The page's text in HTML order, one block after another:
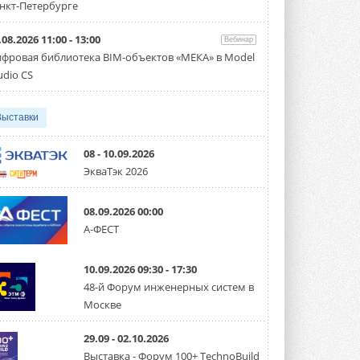
Москве Михаил Тимошенко посетил
Омск с трёхдневным рабочим визитом ...
31 ИЮЛЯ 2026
флагманский чиллер AquaEdge
работающую на хладагенте R1234ze ...
Mitsubishi расширяет
направление систем
Mitsubishi Electric создаёт в США новую
компанию MEHITS US Inc. ...
США запретили использование
иностранных инверторов
28 июля 2026 года Федеральная
комиссия по связи США (FCC) обновила
свой специальный перечень Covered ...
31 ИЮЛЯ 2026
Петербурге
11:00 - 13:00 Вебинар
библиотека BIM-объектов «МЕКА» в Model
CS
08 - 10.09.2026
ЭкваТэк 2026
08.09.2026 00:00
А-ФЕСТ
10.09.2026 09:30 - 17:30
48-й Форум инженерных систем в
Москве
29.09 - 02.10.2026
Выставка - Форум 100+ TechnoBuild